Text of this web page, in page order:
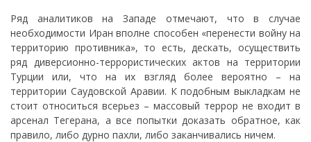
Ряд аналитиков на Западе отмечают, что в случае
необходимости Иран вполне способен «перенести войну на
территорию противника», то есть, дескать, осуществить
ряд диверсионно-террористических актов на территории
Турции или, что на их взгляд более вероятно – на
территории Саудовской Аравии. К подобным выкладкам не
стоит относиться всерьез – массовый террор не входит в
арсенал Тегерана, а все попытки доказать обратное, как
правило, либо дурно пахли, либо заканчивались ничем.